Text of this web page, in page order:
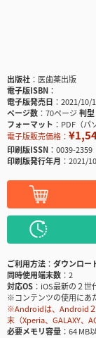
出版社
医歯薬出版
電子版ISBN
電子版発売日
2021/10/
ページ数
70ページ判型
フォーマット
PDF（パ
電子版販売価格：
印刷版ISSN
0039-2359
印刷版発行年月
2021/10
ご利用方法
ダウンロー
同時使用端末数
2
対応OS
iOS最新の２世
※コンテンツの使用にあ
※Androidは、Android２
末（Xperia、GALAXY、
必要メモリ容量
64 MB